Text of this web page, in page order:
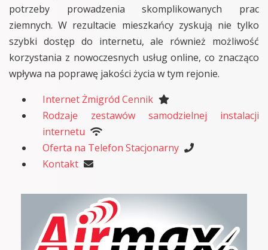
potrzeby prowadzenia skomplikowanych prac
ziemnych. W rezultacie mieszkańcy zyskują nie tylko
szybki dostęp do internetu, ale również możliwość
korzystania z nowoczesnych usług online, co znacząco
wpływa na poprawę jakości życia w tym rejonie.
Internet Żmigród Cennik
Rodzaje zestawów samodzielnej instalacji
internetu
Oferta na Telefon Stacjonarny
Kontakt